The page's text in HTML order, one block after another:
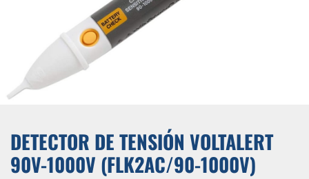
DETECTOR DE TENSIÓN VOLTALERT
90V-1000V (FLK2AC/90-1000V)